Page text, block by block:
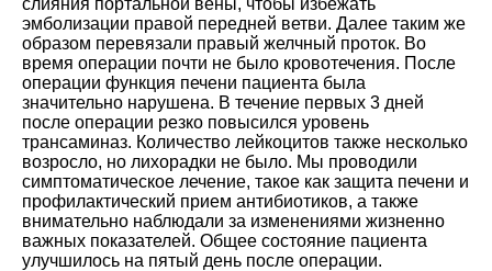
эмболизации правой передней ветви. Далее таким же
образом перевязали правый желчный проток. Во
время операции почти не было кровотечения. После
операции функция печени пациента была
значительно нарушена. В течение первых 3 дней
после операции резко повысился уровень
трансаминаз. Количество лейкоцитов также несколько
возросло, но лихорадки не было. Мы проводили
симптоматическое лечение, такое как защита печени и
профилактический прием антибиотиков, а также
внимательно наблюдали за изменениями жизненно
важных показателей. Общее состояние пациента
улучшилось на пятый день после операции.